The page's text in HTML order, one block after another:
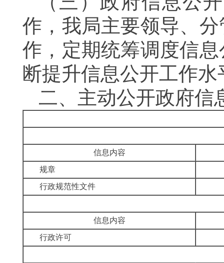
作，我局主要领导、
作，定期统筹调度信
断提升信息公开工作水
二、 主动公开政府信
信息内容
规章
行政规范性文件
信息内容
行政许可